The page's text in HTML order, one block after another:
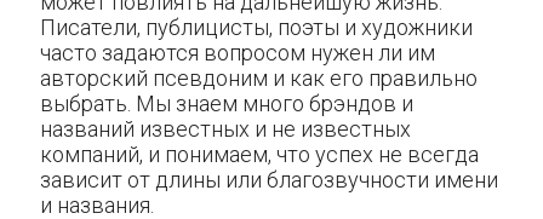
Писатели, публицисты, поэты и художники
часто задаются вопросом нужен ли им
авторский псевдоним и как его правильно
выбрать. Мы знаем много брэндов и
названий известных и не известных
компаний, и понимаем, что успех не всегда
зависит от длины или благозвучности имени
и названия.